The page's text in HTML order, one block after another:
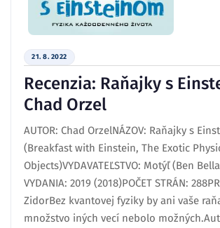
21. 8. 2022
Recenzia: Raňajky s
Chad Orzel
AUTOR: Chad OrzelNÁZOV: Raňajky s
(Breakfast with Einstein, The Exotic
Objects)VYDAVATEĽSTVO: Motýľ (Ben
VYDANIA: 2019 (2018)POČET STRÁN:
ZidorBez kvantovej fyziky by ani vaše
množstvo iných vecí nebolo